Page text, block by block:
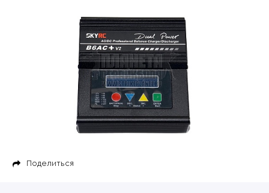
Поделиться